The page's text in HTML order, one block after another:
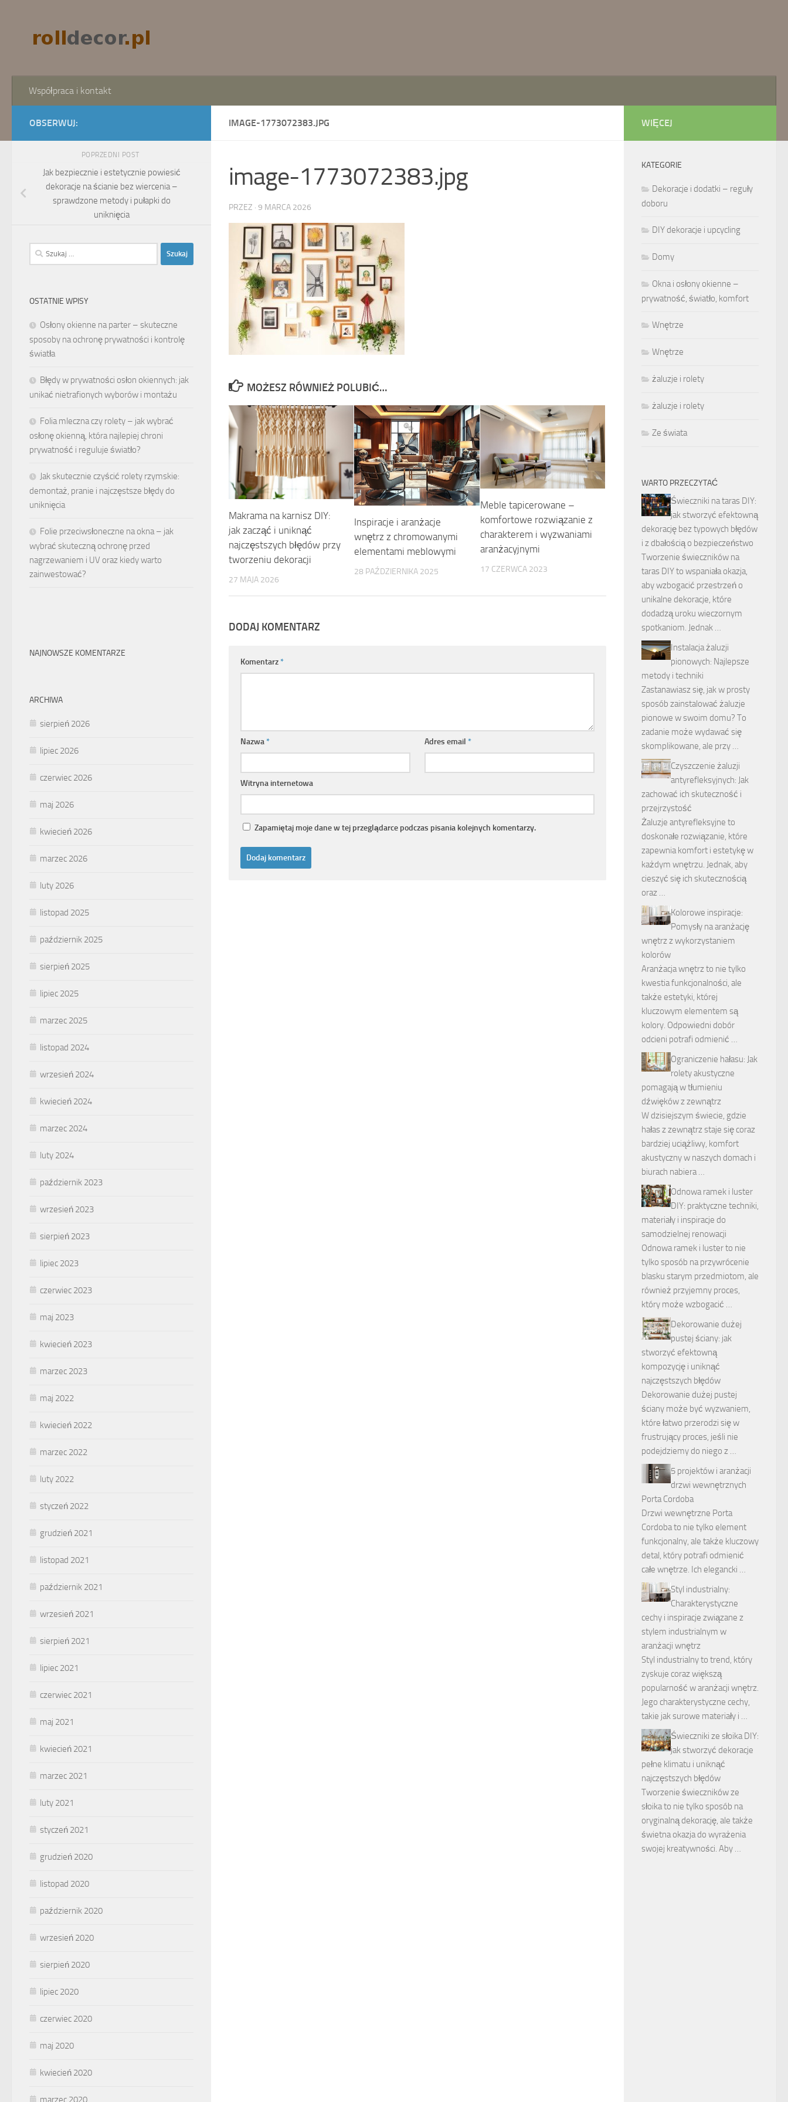
Współpraca i kontakt
IMAGE-1773072383.JPG
image-1773072383.jpg
PRZEZ · 9 MARCA 2026
MOŻESZ RÓWNIEŻ POLUBIĆ…
Makrama na karnisz DIY:
jak zacząć i uniknąć
najczęstszych błędów przy
tworzeniu dekoracji
27 MAJA 2026
Inspiracje i aranżacje
wnętrz z chromowanymi
elementami meblowymi
28 PAŹDZIERNIKA 2025
Meble tapicerowane –
komfortowe rozwiązanie z
charakterem i wyzwaniami
aranżacyjnymi
17 CZERWCA 2023
DODAJ KOMENTARZ
Komentarz*
Nazwa* Adres email*
Witryna internetowa
Zapamiętaj moje dane w tej przeglądarce podczas pisania kolejnych komentarzy.
OBSERWUJ:
POPRZEDNI POST
Jak bezpiecznie i estetycznie powiesić
dekoracje na ścianie bez wiercenia –
sprawdzone metody i pułapki do
uniknięcia
Szukaj:
OSTATNIE WPISY
Osłony okienne na parter – skuteczne
sposoby na ochronę prywatności i kontrolę
światła
Błędy w prywatności osłon okiennych: jak
unikać nietrafionych wyborów i montażu
Folia mleczna czy rolety – jak wybrać
osłonę okienną, która najlepiej chroni
prywatność i reguluje światło?
Jak skutecznie czyścić rolety rzymskie:
demontaż, pranie i najczęstsze błędy do
uniknięcia
Folie przeciwsłoneczne na okna – jak
wybrać skuteczną ochronę przed
nagrzewaniem i UV oraz kiedy warto
zainwestować?
NAJNOWSZE KOMENTARZE
ARCHIWA
sierpień 2026
lipiec 2026
czerwiec 2026
maj 2026
kwiecień 2026
marzec 2026
luty 2026
listopad 2025
październik 2025
sierpień 2025
lipiec 2025
marzec 2025
listopad 2024
wrzesień 2024
kwiecień 2024
marzec 2024
luty 2024
październik 2023
wrzesień 2023
sierpień 2023
lipiec 2023
czerwiec 2023
maj 2023
kwiecień 2023
marzec 2023
maj 2022
kwiecień 2022
marzec 2022
luty 2022
styczeń 2022
grudzień 2021
listopad 2021
październik 2021
wrzesień 2021
sierpień 2021
lipiec 2021
czerwiec 2021
maj 2021
kwiecień 2021
marzec 2021
luty 2021
styczeń 2021
grudzień 2020
listopad 2020
październik 2020
wrzesień 2020
sierpień 2020
lipiec 2020
czerwiec 2020
maj 2020
kwiecień 2020
marzec 2020
WIĘCEJ
KATEGORIE
Dekoracje i dodatki – reguły
doboru
DIY dekoracje i upcycling
Domy
Okna i osłony okienne –
prywatność, światło, komfort
Wnętrze
Wnętrze
żaluzje i rolety
żaluzje i rolety
Ze świata
WARTO PRZECZYTAĆ
Świeczniki na taras DIY:
jak stworzyć efektowną
dekorację bez typowych błędów
i z dbałością o bezpieczeństwo
Tworzenie świeczników na
taras DIY to wspaniała okazja,
aby wzbogacić przestrzeń o
unikalne dekoracje, które
dodadzą uroku wieczornym
spotkaniom. Jednak …
Instalacja żaluzji
pionowych: Najlepsze
metody i techniki
Zastanawiasz się, jak w prosty
sposób zainstalować żaluzje
pionowe w swoim domu? To
zadanie może wydawać się
skomplikowane, ale przy …
Czyszczenie żaluzji
antyrefleksyjnych: Jak
zachować ich skuteczność i
przejrzystość
Żaluzje antyrefleksyjne to
doskonałe rozwiązanie, które
zapewnia komfort i estetykę w
każdym wnętrzu. Jednak, aby
cieszyć się ich skutecznością
oraz …
Kolorowe inspiracje:
Pomysły na aranżację
wnętrz z wykorzystaniem
kolorów
Aranżacja wnętrz to nie tylko
kwestia funkcjonalności, ale
także estetyki, której
kluczowym elementem są
kolory. Odpowiedni dobór
odcieni potrafi odmienić …
Ograniczenie hałasu: Jak
rolety akustyczne
pomagają w tłumieniu
dźwięków z zewnątrz
W dzisiejszym świecie, gdzie
hałas z zewnątrz staje się coraz
bardziej uciążliwy, komfort
akustyczny w naszych domach i
biurach nabiera …
Odnowa ramek i luster
DIY: praktyczne techniki,
materiały i inspiracje do
samodzielnej renowacji
Odnowa ramek i luster to nie
tylko sposób na przywrócenie
blasku starym przedmiotom, ale
również przyjemny proces,
który może wzbogacić …
Dekorowanie dużej
pustej ściany: jak
stworzyć efektowną
kompozycję i uniknąć
najczęstszych błędów
Dekorowanie dużej pustej
ściany może być wyzwaniem,
które łatwo przerodzi się w
frustrujący proces, jeśli nie
podejdziemy do niego z …
5 projektów i aranżacji
drzwi wewnętrznych
Porta Cordoba
Drzwi wewnętrzne Porta
Cordoba to nie tylko element
funkcjonalny, ale także kluczowy
detal, który potrafi odmienić
całe wnętrze. Ich elegancki …
Styl industrialny:
Charakterystyczne
cechy i inspiracje związane z
stylem industrialnym w
aranżacji wnętrz
Styl industrialny to trend, który
zyskuje coraz większą
popularność w aranżacji wnętrz.
Jego charakterystyczne cechy,
takie jak surowe materiały i …
Świeczniki ze słoika DIY:
jak stworzyć dekoracje
pełne klimatu i uniknąć
najczęstszych błędów
Tworzenie świeczników ze
słoika to nie tylko sposób na
oryginalną dekorację, ale także
świetna okazja do wyrażenia
swojej kreatywności. Aby …